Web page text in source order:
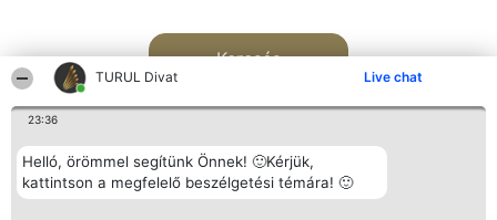
TURUL Divat Live chat
23:36
Helló, örömmel segítünk Önnek! 🙂Kérjük,
kattintson a megfelelő beszélgetési témára! 🙂
Keresés